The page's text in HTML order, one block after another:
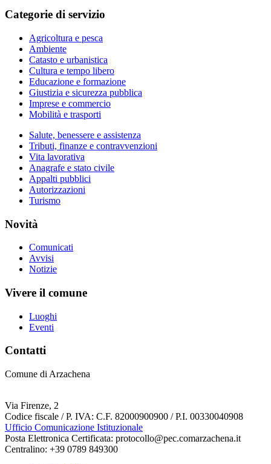
Categorie di servizio
Agricoltura e pesca
Ambiente
Catasto e urbanistica
Cultura e tempo libero
Educazione e formazione
Giustizia e sicurezza pubblica
Imprese e commercio
Mobilità e trasporti
Salute, benessere e assistenza
Tributi, finanze e contravvenzioni
Vita lavorativa
Anagrafe e stato civile
Appalti pubblici
Autorizzazioni
Turismo
Novità
Comunicati
Avvisi
Notizie
Vivere il comune
Luoghi
Eventi
Contatti
Comune di Arzachena
Via Firenze, 2
Codice fiscale / P. IVA: C.F. 82000900900 / P.I. 00330040908
Ufficio Comunicazione Istituzionale
Posta Elettronica Certificata: protocollo@pec.comarzachena.it
Centralino: +39 0789 849300